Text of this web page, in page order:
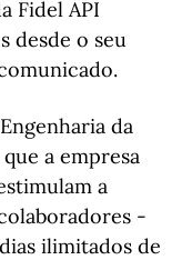
Fidel API
desde o seu
da
a empresa
a
-
ilimitados de